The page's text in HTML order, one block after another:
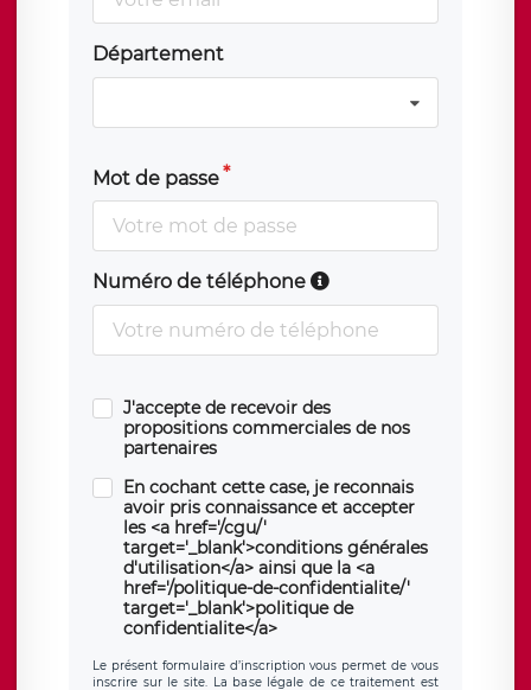
Département
Mot de passe
Numéro de téléphone
J'accepte de recevoir des
propositions commerciales de nos
partenaires
En cochant cette case, je reconnais
avoir pris connaissance et accepter
les <a href='/cgu/'
target='_blank'>conditions générales
d'utilisation</a> ainsi que la <a
href='/politique-de-confidentialite/'
target='_blank'>politique de
confidentialite</a>
Le présent formulaire d’inscription vous permet de vous
inscrire sur le site. La base légale de ce traitement est